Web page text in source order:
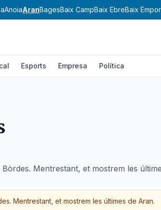
AnoiaAranBagesBaix CampBaix EbreBaix
Esports Empresa Política
Mentrestant, et mostrem les
. Mentrestant, et mostrem les últimes de Aran.